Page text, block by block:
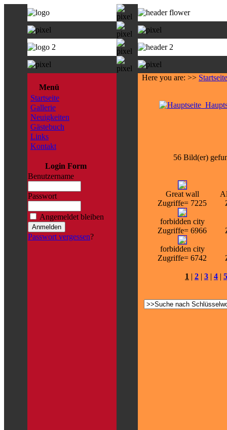
Menü
Startseite
Gallerie
Neuigkeiten
Gästebuch
Links
Kontakt
Login Form
Benutzername
Passwort
Angemeldet bleiben
Passwort vergessen?
Here you are: >> Startseite
56 Bild(er)
Great wall
Zugriffe= 7225
forbidden city
Zugriffe= 6966
forbidden city
Zugriffe= 6742
1 | 2 | 3 | 4 | 5